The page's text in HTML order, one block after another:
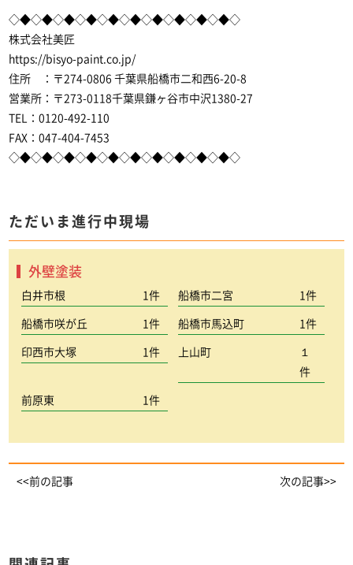
◇◆◇◆◇◆◇◆◇◆◇◆◇◆◇◆◇◆◇◆◇
株式会社美匠
https://bisyo-paint.co.jp/
住所 ：〒274-0806 千葉県船橋市二和西6-20-8
営業所：〒273-0118千葉県鎌ヶ谷市中沢1380-27
TEL：0120-492-110
FAX：047-404-7453
◇◆◇◆◇◆◇◆◇◆◇◆◇◆◇◆◇◆◇◆◇
ただいま進行中現場
外壁塗装
白井市根 1件 船橋市二宮 1件
船橋市咲が丘 1件 船橋市馬込町 1件
印西市大塚 1件 上山町
１
件
前原東 1件
<<前の記事 次の記事>>